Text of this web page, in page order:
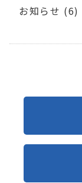
お知らせ (6)